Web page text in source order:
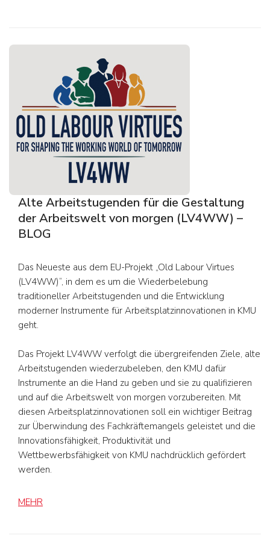
Alte Arbeitstugenden für die Gestaltung
der Arbeitswelt von morgen (LV4WW) –
BLOG
Das Neueste aus dem EU-Projekt „Old Labour Virtues
(LV4WW)“, in dem es um die Wiederbelebung
traditioneller Arbeitstugenden und die Entwicklung
moderner Instrumente für Arbeitsplatzinnovationen in KMU
geht.
Das Projekt LV4WW verfolgt die übergreifenden Ziele, alte
Arbeitstugenden wiederzubeleben, den KMU dafür
Instrumente an die Hand zu geben und sie zu qualifizieren
und auf die Arbeitswelt von morgen vorzubereiten. Mit
diesen Arbeitsplatzinnovationen soll ein wichtiger Beitrag
zur Überwindung des Fachkräftemangels geleistet und die
Innovationsfähigkeit, Produktivität und
Wettbewerbsfähigkeit von KMU nachdrücklich gefördert
werden.
MEHR